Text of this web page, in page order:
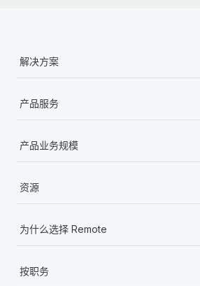
解决方案
产品服务
产品业务规模
资源
为什么选择 Remote
按职务